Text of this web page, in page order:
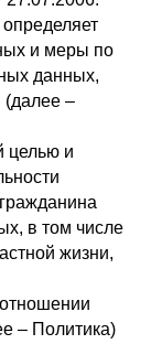
и меры по
данных,
–
целью и
в том числе
жизни,
– Политика)